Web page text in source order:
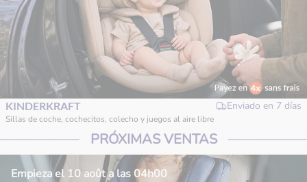
KINDERKRAFT Enviado en 7 días
Sillas de coche, cochecitos, colecho y juegos al aire libre
PRÓXIMAS VENTAS
Empieza el 10 août a las 04h00